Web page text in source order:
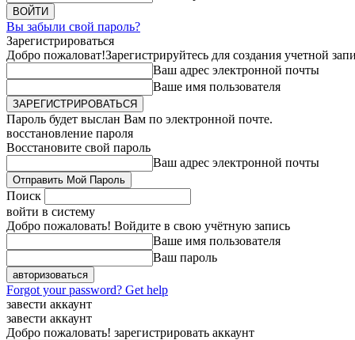
Вы забыли свой пароль?
Зарегистрироваться
Добро пожаловат!Зарегистрируйтесь для создания учетной
Ваш адрес электронной почты
Ваше имя пользователя
Пароль будет выслан Вам по электронной почте.
восстановление пароля
Восстановите свой пароль
Ваш адрес электронной почты
Поиск
войти в систему
Добро пожаловать! Войдите в свою учётную запись
Ваше имя пользователя
Ваш пароль
Forgot your password? Get help
завести аккаунт
завести аккаунт
Добро пожаловать! зарегистрировать аккаунт